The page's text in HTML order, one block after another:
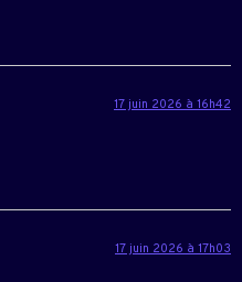
17 juin 2026 à 16h42
17 juin 2026 à 17h03